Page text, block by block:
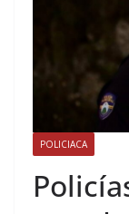
POLICIACA